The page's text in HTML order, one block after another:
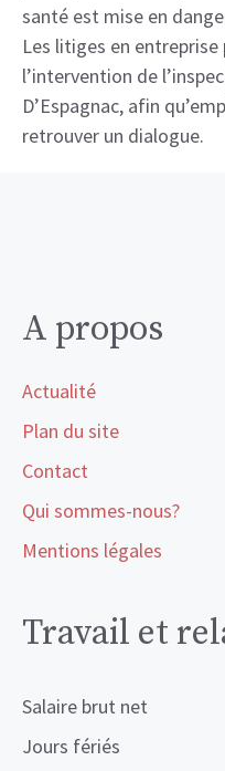
santé est mise en
Les litiges en
l’intervention de
D’Espagnac, afin
retrouver un dialogue.
A propos
Actualité
Plan du site
Contact
Qui sommes-nous?
Mentions légales
Travail et
Salaire brut net
Jours fériés